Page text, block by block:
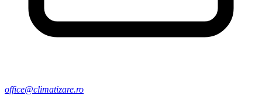
office@climatizare.ro